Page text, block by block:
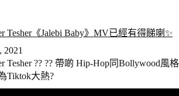
Tesher《Jalebi Baby》MV已經有得睇喇✨
2021
Tesher ?? ?? 帶啲 Hip-Hop同Bollywood風格
Tiktok大熱?